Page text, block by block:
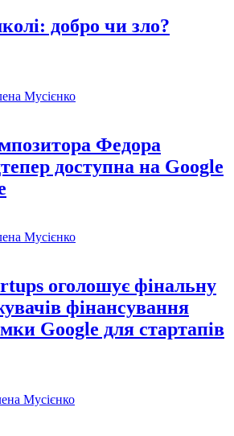
добро чи зло?
Мусієнко
Федора
доступна на Google
Мусієнко
оголошує фінальну
фінансування
Google для стартапів
Мусієнко